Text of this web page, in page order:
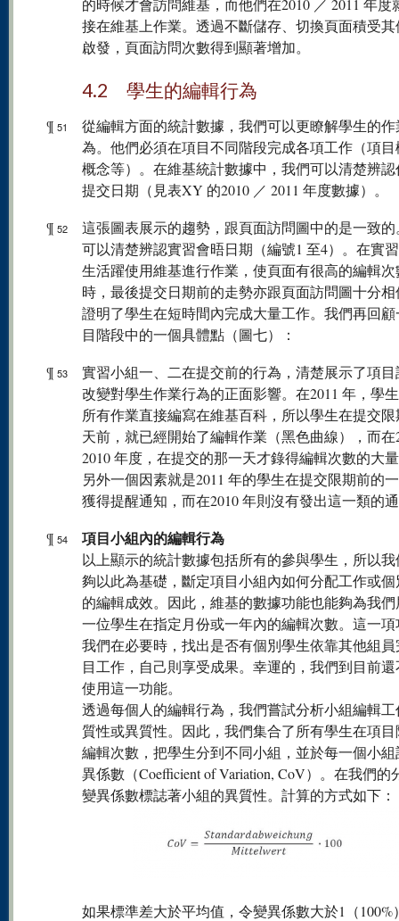
的時候才會訪問維基，而他們在2010 ／ 2011 年度
接在維基上作業。透過不斷儲存、切換頁面積受
啟發，頁面訪問次數得到顯著增加。
4.2 學生的編輯行為
¶ 51
從編輯方面的統計數據，我們可以更瞭解學生的作
為。他們必須在項目不同階段完成各項工作（項
概念等）。在維基統計數據中，我們可以清楚辨
提交日期（見表XY 的2010 ／ 2011 年度數據）。
¶ 52
這張圖表展示的趨勢，跟頁面訪問圖中的是一致
可以清楚辨認實習會晤日期（編號1 至4）。在實
生活躍使用維基進行作業，使頁面有很高的編輯
時，最後提交日期前的走勢亦跟頁面訪問圖十分
證明了學生在短時間內完成大量工作。我們再回
目階段中的一個具體點（圖七）：
¶ 53
實習小組一、二在提交前的行為，清楚展示了項
改變對學生作業行為的正面影響。在2011 年，學
所有作業直接編寫在維基百科，所以學生在提交
天前，就已經開始了編輯作業（黑色曲線），而在
2010 年度，在提交的那一天才錄得編輯次數的大
另外一個因素就是2011 年的學生在提交限期前的
獲得提醒通知，而在2010 年則沒有發出這一類的
¶ 54 項目小組內的編輯行為
以上顯示的統計數據包括所有的參與學生，所以
夠以此為基礎，斷定項目小組內如何分配工作或
的編輯成效。因此，維基的數據功能也能夠為我
一位學生在指定月份或一年內的編輯次數。這一
我們在必要時，找出是否有個別學生依靠其他組
目工作，自己則享受成果。幸運的，我們到目前
使用這一功能。
透過每個人的編輯行為，我們嘗試分析小組編輯
質性或異質性。因此，我們集合了所有學生在項
編輯次數，把學生分到不同小組，並於每一個小
異係數（Coefficient of Variation, CoV）。在我們的
變異係數標誌著小組的異質性。計算的方式如下：
如果標準差大於平均值，令變異係數大於1（100%